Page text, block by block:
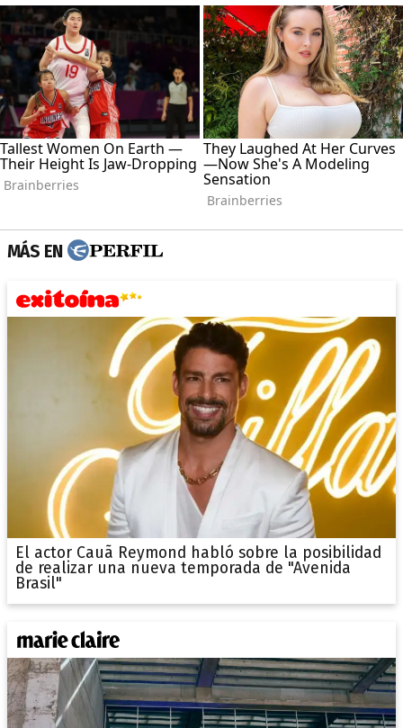
MÁS EN
El actor Cauã Reymond habló sobre la posibilidad
de realizar una nueva temporada de "Avenida
Brasil"